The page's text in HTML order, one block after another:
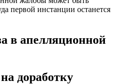
первой инстанции останется
в апелляционной
доработку